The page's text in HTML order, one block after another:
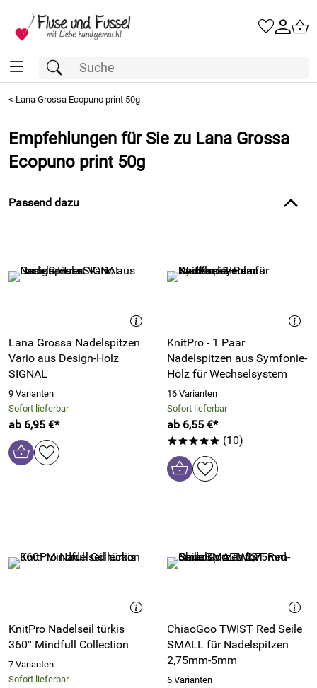
< Lana Grossa Ecopuno print 50g
Empfehlungen für Sie zu Lana Grossa
Ecopuno print 50g
Passend dazu
Lana Grossa Nadelspitzen
Vario aus Design-Holz
SIGNAL
9 Varianten
Sofort lieferbar
ab 6,95 €*
KnitPro - 1 Paar
Nadelspitzen aus Symfonie-
Holz für Wechselsystem
16 Varianten
Sofort lieferbar
ab 6,55 €*
***** (10)
KnitPro Nadelseil türkis
360° Mindfull Collection
7 Varianten
Sofort lieferbar
ChiaoGoo TWIST Red Seile
SMALL für Nadelspitzen
2,75mm-5mm
6 Varianten